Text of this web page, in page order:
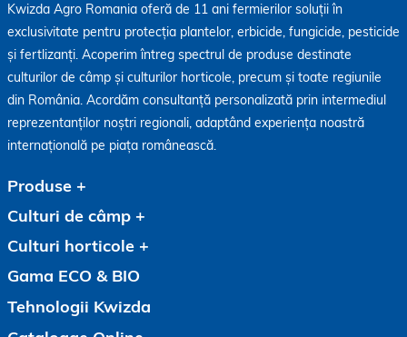
Kwizda Agro Romania oferă de 11 ani fermierilor soluții în
exclusivitate pentru protecția plantelor, erbicide, fungicide, pesticide
și fertlizanți. Acoperim întreg spectrul de produse destinate
culturilor de câmp și culturilor horticole, precum și toate regiunile
din România. Acordăm consultanță personalizată prin intermediul
reprezentanților noștri regionali, adaptând experiența noastră
internațională pe piața românească.
Produse
Culturi de câmp
Culturi horticole
Gama ECO & BIO
Tehnologii Kwizda